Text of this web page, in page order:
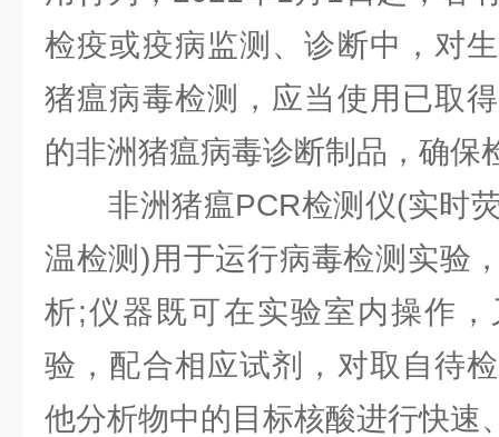
检疫或疫病监测、诊断中，对
猪瘟病毒检测，应当使用已取
的非洲猪瘟病毒诊断制品，确保
非洲猪瘟PCR检测仪(实时荧
温检测)用于运行病毒检测实验
析;仪器既可在实验室内操作
验，配合相应试剂，对取自待
他分析物中的目标核酸进行快速